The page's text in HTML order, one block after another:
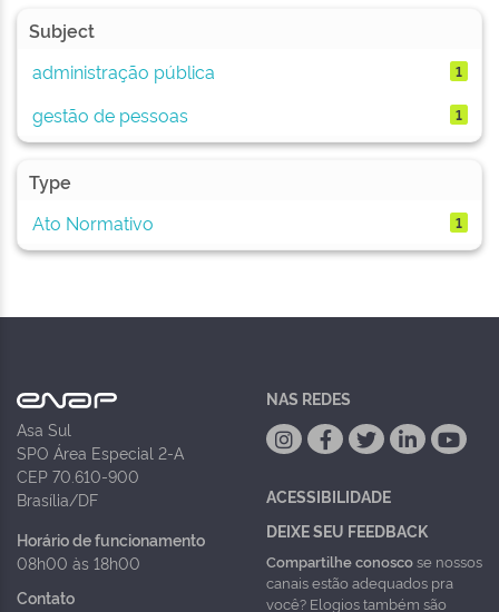
Subject
administração pública
1
gestão de pessoas 1
Type
Ato Normativo
1
Asa Sul
SPO Área Especial 2-A
CEP 70.610-900
Brasília/DF
Horário de funcionamento
08h00 às 18h00
Contato
NAS REDES
ACESSIBILIDADE
DEIXE SEU FEEDBACK
Compartilhe conoscose nossos
canais estão adequados pra
você? Elogios também são